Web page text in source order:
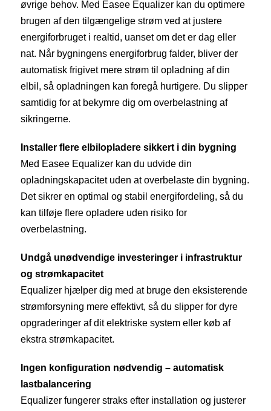
øvrige behov. Med Easee Equalizer kan du optimere
brugen af den tilgængelige strøm ved at justere
energiforbruget i realtid, uanset om det er dag eller
nat. Når bygningens energiforbrug falder, bliver der
automatisk frigivet mere strøm til opladning af din
elbil, så opladningen kan foregå hurtigere. Du slipper
samtidig for at bekymre dig om overbelastning af
sikringerne.
Installer flere elbilopladere sikkert i din bygning
Med Easee Equalizer kan du udvide din
opladningskapacitet uden at overbelaste din bygning.
Det sikrer en optimal og stabil energifordeling, så du
kan tilføje flere opladere uden risiko for
overbelastning.
Undgå unødvendige investeringer i infrastruktur
og strømkapacitet
Equalizer hjælper dig med at bruge den eksisterende
strømforsyning mere effektivt, så du slipper for dyre
opgraderinger af dit elektriske system eller køb af
ekstra strømkapacitet.
Ingen konfiguration nødvendig – automatisk
lastbalancering
Equalizer fungerer straks efter installation og justerer